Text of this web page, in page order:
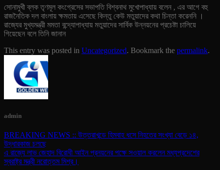
সোনামুখী ব্লক তৃণমূল কংগ্রেসের সভাপতি বিশ্বনাথ মুখোপাধ্যায় বলেন , এর আগে বহু
রাজনৈতিক দল বাংলায় ক্ষমতায় এসেছে কিন্তু কেউ মতুয়াদের কথা চিন্তা করেননি ।
রাজ্যের মুখ্যমন্ত্রী মমতা বন্দ্যোপাধ্যায় মতুয়াদের সার্বিক উন্নয়নের প্রচেষ্টা চালিয়ে
গিয়েছেন বলে তিনি জানান
This entry was posted in Uncategorized. Bookmark the permalink.
admin
BREAKING NEWS :: উত্তরাখন্ডে হিমবাহ ধসে নিহতের সংখ্যা বেড়ে ১৪,
উদ্ধারকাজ চলছে
এ রাজ্যে লাভ জেহাদ বিরোধী আইন প্রনয়নের পক্ষে সওয়াল করলেন মধ্যপ্রদেশের
স্বরাষ্ট্র মন্ত্রী নরোত্তম মিশ্র।